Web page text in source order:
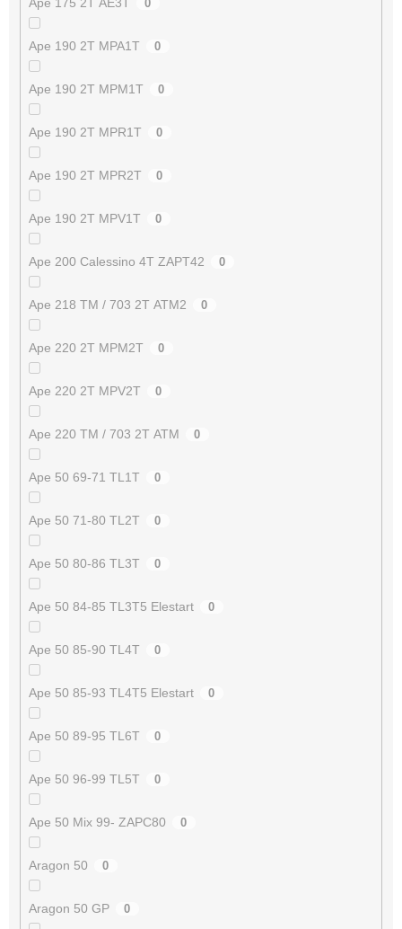
0
Ape 190 2T MPA1T 0
Ape 190 2T MPM1T 0
Ape 190 2T MPR1T 0
Ape 190 2T MPR2T 0
Ape 190 2T MPV1T 0
Ape 200 Calessino 4T ZAPT42 0
Ape 218 TM / 703 2T ATM2 0
Ape 220 2T MPM2T 0
Ape 220 2T MPV2T 0
Ape 220 TM / 703 2T ATM 0
Ape 50 69-71 TL1T 0
Ape 50 71-80 TL2T 0
Ape 50 80-86 TL3T 0
Ape 50 84-85 TL3T5 Elestart 0
Ape 50 85-90 TL4T 0
Ape 50 85-93 TL4T5 Elestart 0
Ape 50 89-95 TL6T 0
Ape 50 96-99 TL5T 0
Ape 50 Mix 99- ZAPC80 0
Aragon 50 0
Aragon 50 GP 0